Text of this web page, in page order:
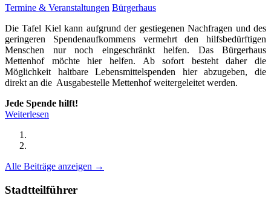
Termine & Veranstaltungen Bürgerhaus
Die Tafel Kiel kann aufgrund der gestiegenen Nachfragen und des
geringeren Spendenaufkommens vermehrt den hilfsbedürftigen
Menschen nur noch eingeschränkt helfen. Das Bürgerhaus
Mettenhof möchte hier helfen. Ab sofort besteht daher die
Möglichkeit haltbare Lebensmittelspenden hier abzugeben, die
direkt an die Ausgabestelle Mettenhof weitergeleitet werden.
Jede Spende hilft!
Weiterlesen
Alle Beiträge anzeigen →
Stadtteilführer